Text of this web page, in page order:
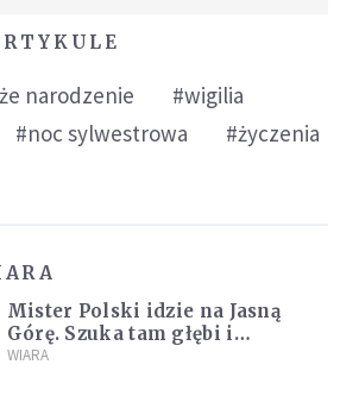
narodzenie
#wigilia
#noc sylwestrowa
#życzenia
Mister Polski idzie na Jasną
Górę. Szuka tam głębi i
spotkania
WIARA